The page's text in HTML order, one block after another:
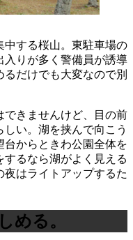
中する桜山。東駐車場の
入りが多く警備員が誘導
だけでも大変なので別
できませんけど、目の前
い。湖を挟んで向こう
からときわ公園全体を
するなら湖がよく見える
はライトアップするた
める。